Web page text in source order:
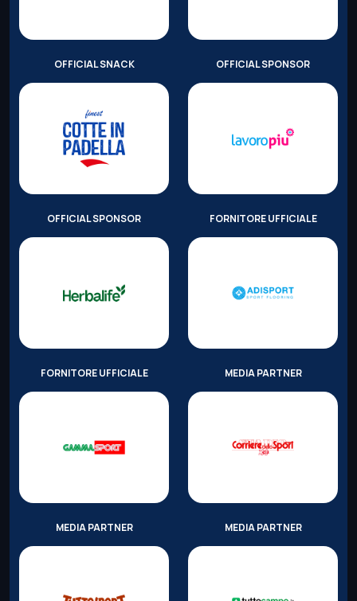
OFFICIAL SNACK OFFICIAL SPONSOR
OFFICIAL SPONSOR FORNITORE UFFICIALE
FORNITORE UFFICIALE MEDIA PARTNER
MEDIA PARTNER MEDIA PARTNER